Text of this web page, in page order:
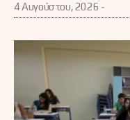
4 Αυγούστου, 2026 -